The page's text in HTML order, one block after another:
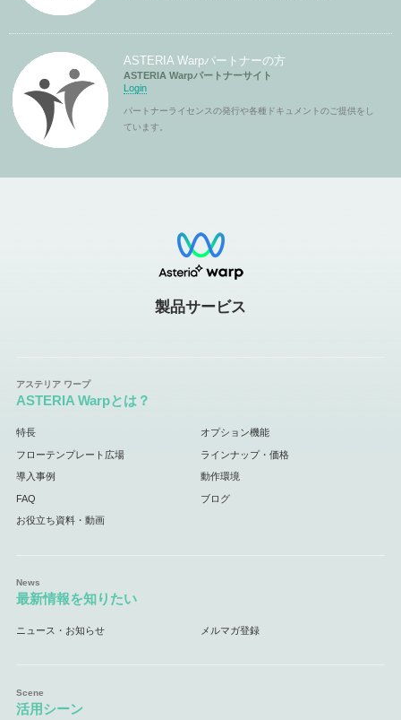
ASTERIA Warpパートナーの方
ASTERIA Warpパートナーサイト
Login
パートナーライセンスの発行や各種ドキュメントのご提供をし
ています。
製品サービス
ASTERIA Warpとは？
特長 オプション機能
フローテンプレート広場 ラインナップ・価格
導入事例 動作環境
FAQ ブログ
お役立ち資料・動画
最新情報を知りたい
ニュース・お知らせ メルマガ登録
活用シーン